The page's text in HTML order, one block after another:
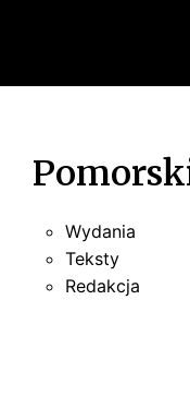
Wydania
Teksty
Redakcja